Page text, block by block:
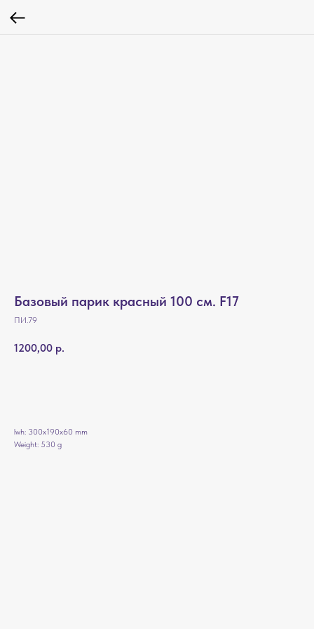
Базовый парик красный 100 см. F17
ПИ.79
1200,00 р.
lwh: 300x190x60 mm
Weight: 530 g